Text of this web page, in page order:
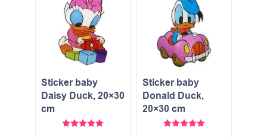
Sticker baby
Daisy Duck, 20×30
cm
stele din 5
Sticker baby
Donald Duck,
20×30 cm